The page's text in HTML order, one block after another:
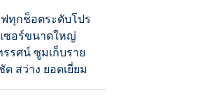
ทุกช็อตระดับโปร
ซอร์ขนาดใหญ่
รศน์ ซูมเก็บราย
สว่าง ยอดเยี่ยม